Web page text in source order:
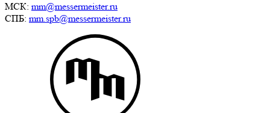
МСК: mm@messermeister.ru
СПБ: mm.spb@messermeister.ru